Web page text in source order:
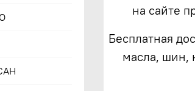
на сайте
Бесплатная
масла, шин,